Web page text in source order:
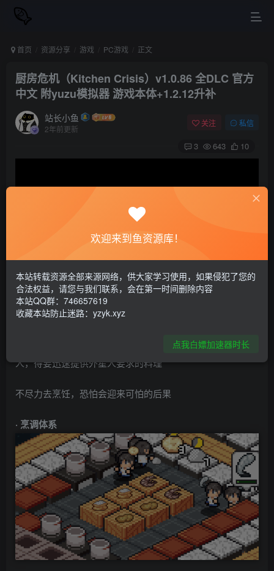
首页 资源分享 游戏 PC游戏 正文
厨房危机（Kitchen Crisis）v1.0.86 全DLC 官方
中文 附yuzu模拟器 游戏本体+1.2.12升补
站长小鱼
2年前更新
关注 私信
3 643 10
游戏介绍
厨房危机是厨房防御游戏，你将成为被外星人绑架的地球
人，得要迅速提供外星人要求的料理
不尽力去烹饪，恐怕会迎来可怕的后果
· 烹调体系
欢迎来到鱼资源库！
本站转载资源全部来源网络，供大家学习使用，如果侵犯了您的
合法权益，请您与我们联系，会在第一时间删除内容
本站QQ群：746657619
收藏本站防止迷路：yzyk.xyz
点我白嫖加速器时长